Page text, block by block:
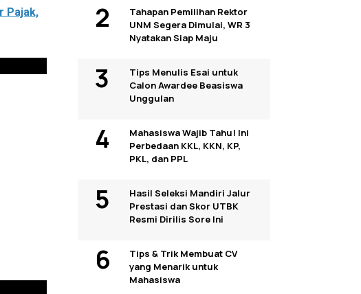
Pajak,
Tahapan Pemilihan Rektor
UNM Segera Dimulai, WR 3
Nyatakan Siap Maju
Tips Menulis Esai untuk
Calon Awardee Beasiswa
Unggulan
Mahasiswa Wajib Tahu! Ini
Perbedaan KKL, KKN, KP,
PKL, dan PPL
Hasil Seleksi Mandiri Jalur
Prestasi dan Skor UTBK
Resmi Dirilis Sore Ini
Tips & Trik Membuat CV
yang Menarik untuk
Mahasiswa